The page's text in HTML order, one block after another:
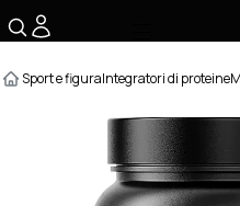
Sport e figuraIntegratori di proteine